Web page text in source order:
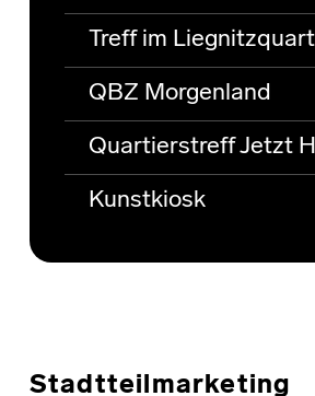
Treff im
QBZ Morgenland
Quartierstreff Jetzt
Kunstkiosk
Stadtteilmarketing